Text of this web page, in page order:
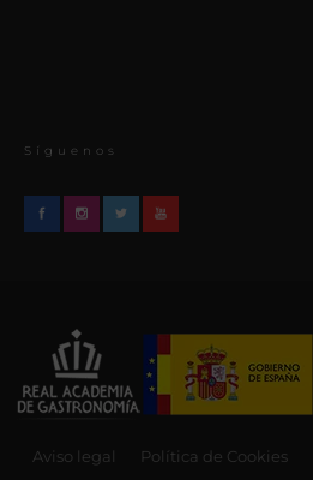
Síguenos
Aviso legal Política de Cookies